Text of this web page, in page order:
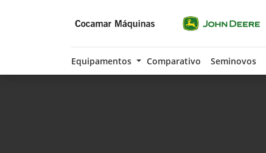
Equipamentos Comparativo Seminovos